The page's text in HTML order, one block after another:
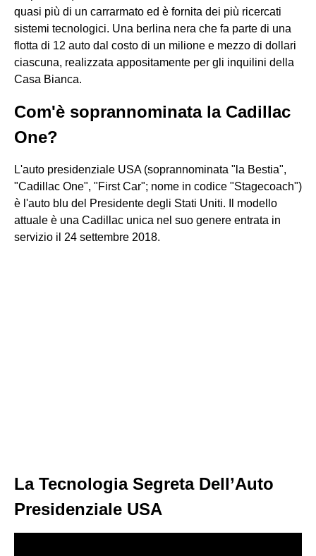
quasi più di un carrarmato ed è fornita dei più ricercati
sistemi tecnologici. Una berlina nera che fa parte di una
flotta di 12 auto dal costo di un milione e mezzo di dollari
ciascuna, realizzata appositamente per gli inquilini della
Casa Bianca.
Com'è soprannominata la Cadillac
One?
L'auto presidenziale USA (soprannominata "la Bestia",
"Cadillac One", "First Car"; nome in codice "Stagecoach")
è l'auto blu del Presidente degli Stati Uniti. Il modello
attuale è una Cadillac unica nel suo genere entrata in
servizio il 24 settembre 2018.
La Tecnologia Segreta Dell’Auto
Presidenziale USA